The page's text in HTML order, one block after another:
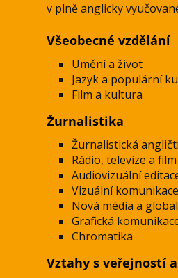
v plně anglicky
Všeobecné vzdělání
Umění a život
Jazyk a populární
Film a kultura
Žurnalistika
Žurnalistická
Rádio, televize a film
Audiovizuální
Vizuální komunikace
Nová média a
Grafická
Chromatika
Vztahy s veřejností